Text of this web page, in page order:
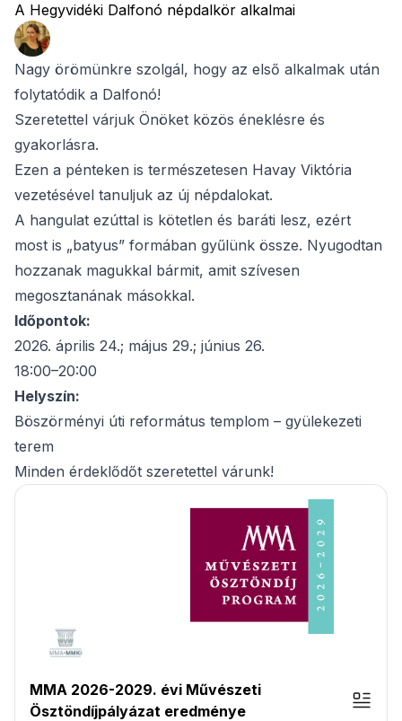
A Hegyvidéki Dalfonó népdalkör alkalmai
Nagy örömünkre szolgál, hogy az első alkalmak után
folytatódik a Dalfonó!
Szeretettel várjuk Önöket közös éneklésre és
gyakorlásra.
Ezen a pénteken is természetesen Havay Viktória
vezetésével tanuljuk az új népdalokat.
A hangulat ezúttal is kötetlen és baráti lesz, ezért
most is „batyus” formában gyűlünk össze. Nyugodtan
hozzanak magukkal bármit, amit szívesen
megosztanának másokkal.
Időpontok:
2026. április 24.; május 29.; június 26.
18:00–20:00
Helyszín:
Böszörményi úti református templom – gyülekezeti
terem
Minden érdeklődőt szeretettel várunk!
MMA 2026-2029. évi Művészeti
Ösztöndíjpályázat eredménye